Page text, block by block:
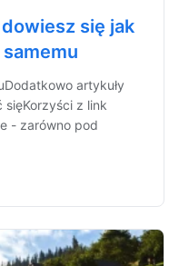
się jak
artykuły
z link
- zarówno pod